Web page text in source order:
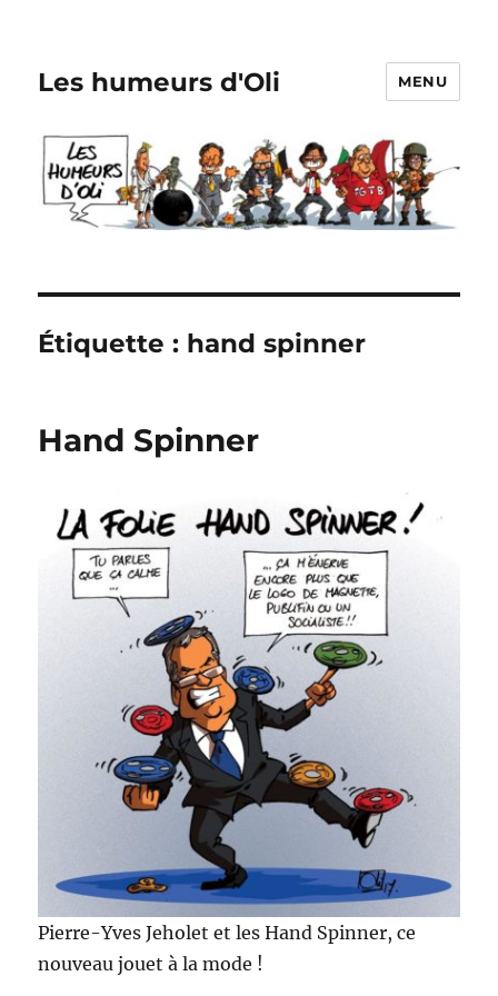
Les humeurs d'Oli MENU
Étiquette : hand spinner
Hand Spinner
Pierre-Yves Jeholet et les Hand Spinner, ce
nouveau jouet à la mode !